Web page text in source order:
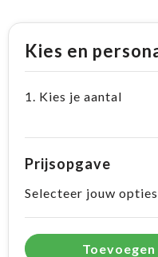
Kies en
1. Kies je aantal
Prijsopgave
Selecteer jouw